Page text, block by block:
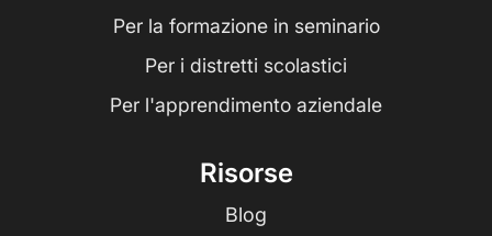
Per la formazione in seminario
Per i distretti scolastici
Per l'apprendimento aziendale
Risorse
Blog